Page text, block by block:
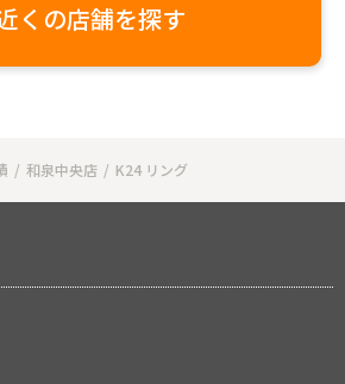
くの店舗を探す
和泉中央店 K24 リング